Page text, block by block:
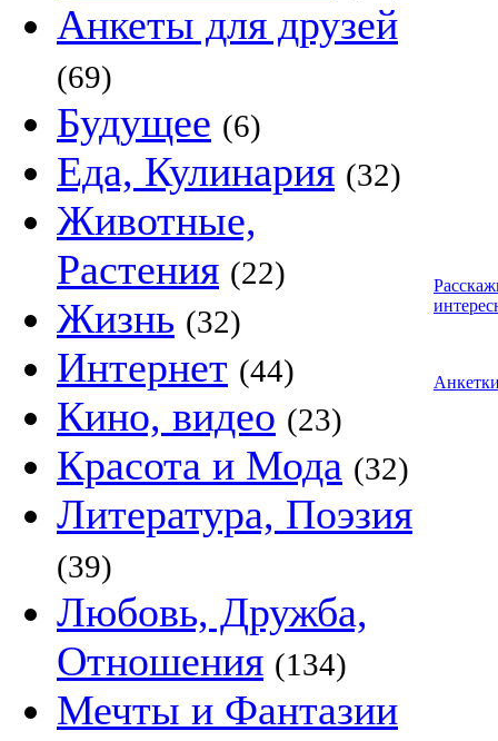
Анкеты для друзей
(69)
Будущее (6)
Еда, Кулинария (32)
Животные,
Растения (22)
Жизнь (32)
Интернет (44)
Кино, видео (23)
Красота и Мода (32)
Литература, Поэзия
(39)
Любовь, Дружба,
Отношения (134)
Мечты и Фантазии